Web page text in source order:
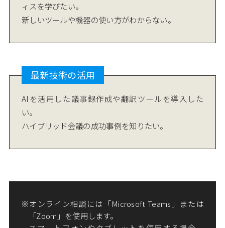
ィスを学びたい。
新しいツールや機器の使い方がわからない。
最新技術の活用
AIを活用した議事録作成や翻訳ツールを導入した
い。
ハイブリッド会議の成功事例を知りたい。
オンライン相談には「Microsoft Teams」または
「Zoom」を使用します。